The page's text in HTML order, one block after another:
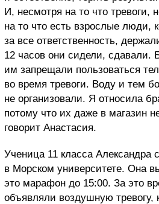
И, несмотря на то что тревоги,
на то что есть взрослые люди,
за все ответственность,
12 часов они сидели, сдавали.
им запрещали пользоваться
во время тревоги. Воду и тем
не организовали. Я относила
потому что их даже в магазин
говорит Анастасия.
Ученица 11 класса Александра
в Морском университете. Она
это марафон до 15:00. За это
объявляли воздушную тревогу,